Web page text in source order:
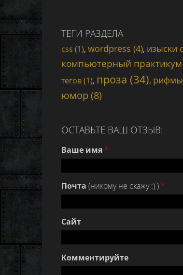
ТЕГИ РАЗДЕЛА
css (1), wordpress (4), изыски
компьютерный практикум
тегов (1), проза (34), рифмы
юмор (8)
ОСТАВЬТЕ ВАШ ОТЗЫВ:
Ваше имя *
Почта (никому не скажу :) ) *
Сайт
Комментируйте